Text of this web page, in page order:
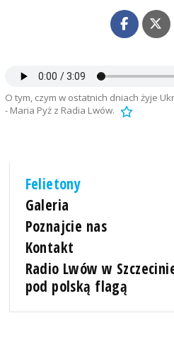
O tym, czym w ostatnich dniach żyje
- Maria Pyż z Radia Lwów.
Felietony
Galeria
Poznajcie nas
Kontakt
Radio Lwów w
pod polską flagą